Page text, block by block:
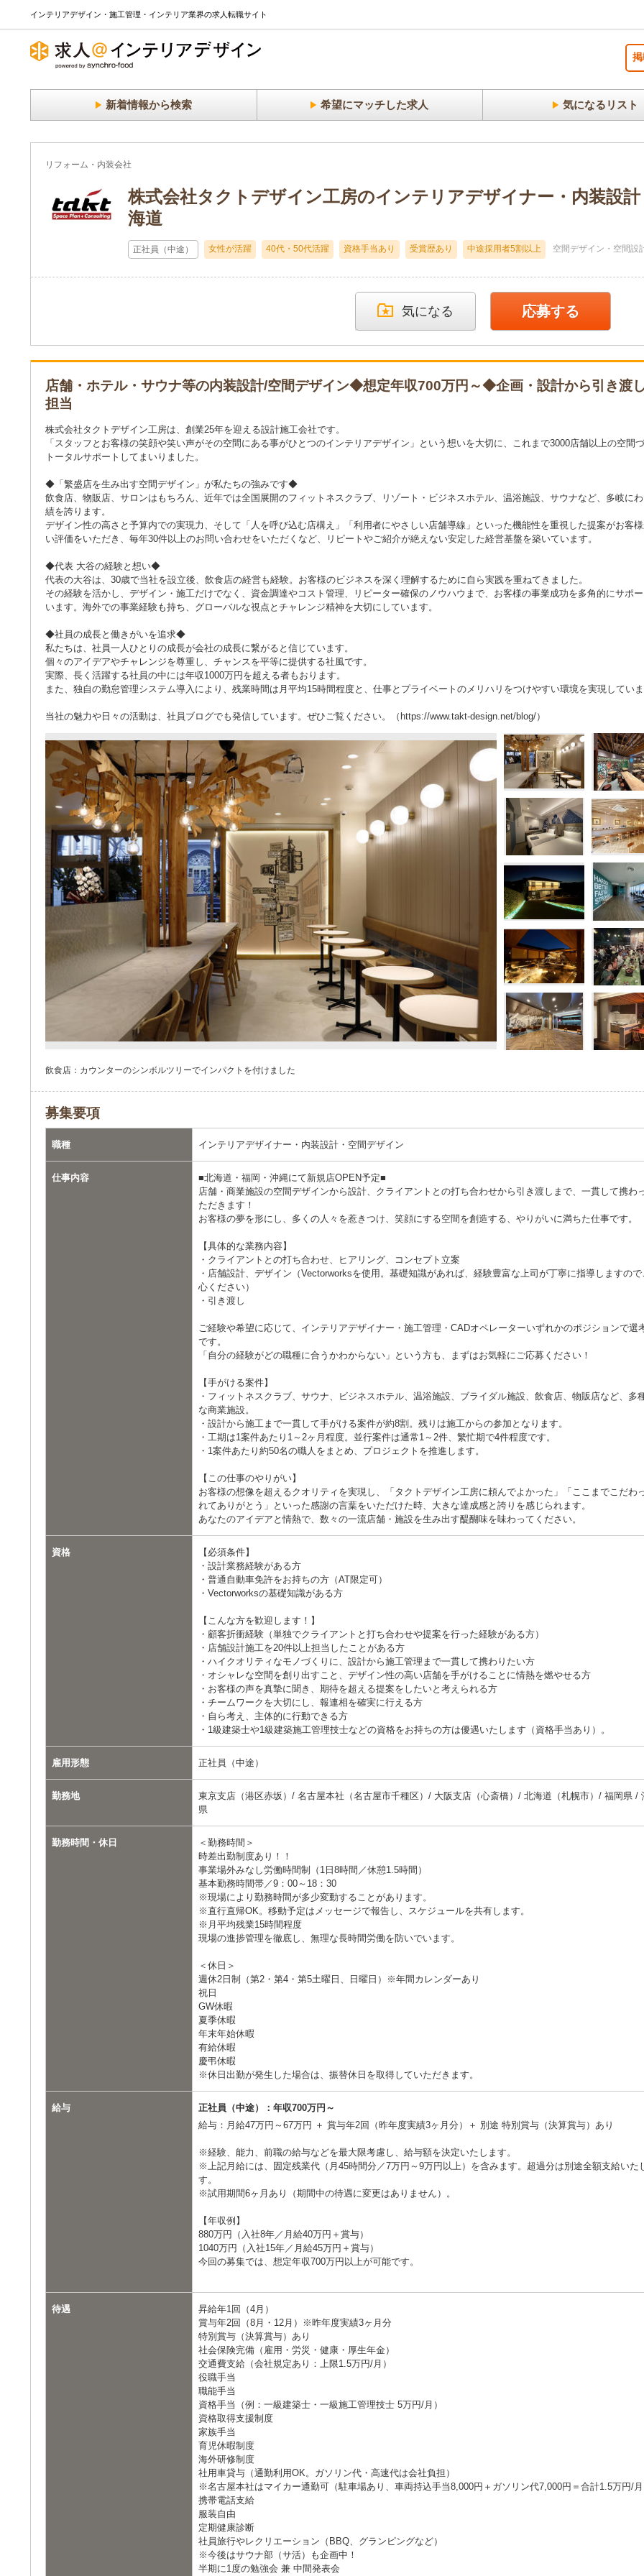
インテリアデザイン・施工管理・インテリア業界の求人転職サイト
新着情報から検索 希望にマッチした求人 気になるリスト
リフォーム・内装会社
株式会社タクトデザイン工房のインテリアデザイナー・内装設
海道
正社員（中途） 女性が活躍 40代・50代活躍 資格手当あり 受賞歴あり 中途採用者5割以上 空間デザイン・空間設
気になる 応募する
店舗・ホテル・サウナ等の内装設計/空間デザイン◆想定年収700万円～◆企画・設計から引き渡
担当
株式会社タクトデザイン工房は、創業25年を迎える設計施工会社です。
「スタッフとお客様の笑顔や笑い声がその空間にある事がひとつのインテリアデザイン」という想いを大切に、これまで3000店舗以上の空間
トータルサポートしてまいりました。
◆「繁盛店を生み出す空間デザイン」が私たちの強みです◆
飲食店、物販店、サロンはもちろん、近年では全国展開のフィットネスクラブ、リゾート・ビジネスホテル、温浴施設、サウナなど、多岐に
績を誇ります。
デザイン性の高さと予算内での実現力、そして「人を呼び込む店構え」「利用者にやさしい店舗導線」といった機能性を重視した提案がお客
い評価をいただき、毎年30件以上のお問い合わせをいただくなど、リピートやご紹介が絶えない安定した経営基盤を築いています。
◆代表 大谷の経験と想い◆
代表の大谷は、30歳で当社を設立後、飲食店の経営も経験。お客様のビジネスを深く理解するために自ら実践を重ねてきました。
その経験を活かし、デザイン・施工だけでなく、資金調達やコスト管理、リピーター確保のノウハウまで、お客様の事業成功を多角的にサポ
います。海外での事業経験も持ち、グローバルな視点とチャレンジ精神を大切にしています。
◆社員の成長と働きがいを追求◆
私たちは、社員一人ひとりの成長が会社の成長に繋がると信じています。
個々のアイデアやチャレンジを尊重し、チャンスを平等に提供する社風です。
実際、長く活躍する社員の中には年収1000万円を超える者もおります。
また、独自の勤怠管理システム導入により、残業時間は月平均15時間程度と、仕事とプライベートのメリハリをつけやすい環境を実現してい
当社の魅力や日々の活動は、社員ブログでも発信しています。ぜひご覧ください。（https://www.takt-design.net/blog/）
飲食店：カウンターのシンボルツリーでインパクトを付けました
募集要項
職種 インテリアデザイナー・内装設計・空間デザイン
仕事内容
■北海道・福岡・沖縄にて新規店OPEN予定■
店舗・商業施設の空間デザインから設計、クライアントとの打ち合わせから引き渡しまで、一貫して携わ
ただきます！
お客様の夢を形にし、多くの人々を惹きつけ、笑顔にする空間を創造する、やりがいに満ちた仕事です。
【具体的な業務内容】
・クライアントとの打ち合わせ、ヒアリング、コンセプト立案
・店舗設計、デザイン（Vectorworksを使用。基礎知識があれば、経験豊富な上司が丁寧に指導しますので
心ください）
・引き渡し
ご経験や希望に応じて、インテリアデザイナー・施工管理・CADオペレーターいずれかのポジションで選
です。
「自分の経験がどの職種に合うかわからない」という方も、まずはお気軽にご応募ください！
【手がける案件】
・フィットネスクラブ、サウナ、ビジネスホテル、温浴施設、ブライダル施設、飲食店、物販店など、多
な商業施設。
・設計から施工まで一貫して手がける案件が約8割。残りは施工からの参加となります。
・工期は1案件あたり1～2ヶ月程度。並行案件は通常1～2件、繁忙期で4件程度です。
・1案件あたり約50名の職人をまとめ、プロジェクトを推進します。
【この仕事のやりがい】
お客様の想像を超えるクオリティを実現し、「タクトデザイン工房に頼んでよかった」「ここまでこだわ
れてありがとう」といった感謝の言葉をいただけた時、大きな達成感と誇りを感じられます。
あなたのアイデアと情熱で、数々の一流店舗・施設を生み出す醍醐味を味わってください。
資格
【必須条件】
・設計業務経験がある方
・普通自動車免許をお持ちの方（AT限定可）
・Vectorworksの基礎知識がある方
【こんな方を歓迎します！】
・顧客折衝経験（単独でクライアントと打ち合わせや提案を行った経験がある方）
・店舗設計施工を20件以上担当したことがある方
・ハイクオリティなモノづくりに、設計から施工管理まで一貫して携わりたい方
・オシャレな空間を創り出すこと、デザイン性の高い店舗を手がけることに情熱を燃やせる方
・お客様の声を真摯に聞き、期待を超える提案をしたいと考えられる方
・チームワークを大切にし、報連相を確実に行える方
・自ら考え、主体的に行動できる方
・1級建築士や1級建築施工管理技士などの資格をお持ちの方は優遇いたします（資格手当あり）。
雇用形態 正社員（中途）
勤務地
東京支店（港区赤坂）/ 名古屋本社（名古屋市千種区）/ 大阪支店（心斎橋）/ 北海道（札幌市）/ 福岡県 /
県
勤務時間・休日
＜勤務時間＞
時差出勤制度あり！！
事業場外みなし労働時間制（1日8時間／休憩1.5時間）
基本勤務時間帯／9：00～18：30
※現場により勤務時間が多少変動することがあります。
※直行直帰OK。移動予定はメッセージで報告し、スケジュールを共有します。
※月平均残業15時間程度
現場の進捗管理を徹底し、無理な長時間労働を防いでいます。
＜休日＞
週休2日制（第2・第4・第5土曜日、日曜日）※年間カレンダーあり
祝日
GW休暇
夏季休暇
年末年始休暇
有給休暇
慶弔休暇
※休日出勤が発生した場合は、振替休日を取得していただきます。
給与
正社員（中途）：年収700万円～
給与：月給47万円～67万円 ＋ 賞与年2回（昨年度実績3ヶ月分）＋ 別途 特別賞与（決算賞与）あり
※経験、能力、前職の給与などを最大限考慮し、給与額を決定いたします。
※上記月給には、固定残業代（月45時間分／7万円～9万円以上）を含みます。超過分は別途全額支給いた
す。
※試用期間6ヶ月あり（期間中の待遇に変更はありません）。
【年収例】
880万円（入社8年／月給40万円＋賞与）
1040万円（入社15年／月給45万円＋賞与）
今回の募集では、想定年収700万円以上が可能です。
待遇
昇給年1回（4月）
賞与年2回（8月・12月）※昨年度実績3ヶ月分
特別賞与（決算賞与）あり
社会保険完備（雇用・労災・健康・厚生年金）
交通費支給（会社規定あり：上限1.5万円/月）
役職手当
職能手当
資格手当（例：一級建築士・一級施工管理技士 5万円/月）
資格取得支援制度
家族手当
育児休暇制度
海外研修制度
社用車貸与（通勤利用OK。ガソリン代・高速代は会社負担）
※名古屋本社はマイカー通勤可（駐車場あり、車両持込手当8,000円＋ガソリン代7,000円＝合計1.5万円/
携帯電話支給
服装自由
定期健康診断
社員旅行やレクリエーション（BBQ、グランピングなど）
※今後はサウナ部（サ活）も企画中！
半期に1度の勉強会 兼 中間発表会